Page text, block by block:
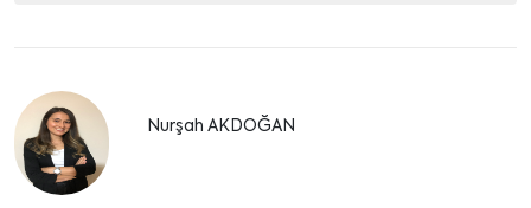
Nurşah AKDOĞAN